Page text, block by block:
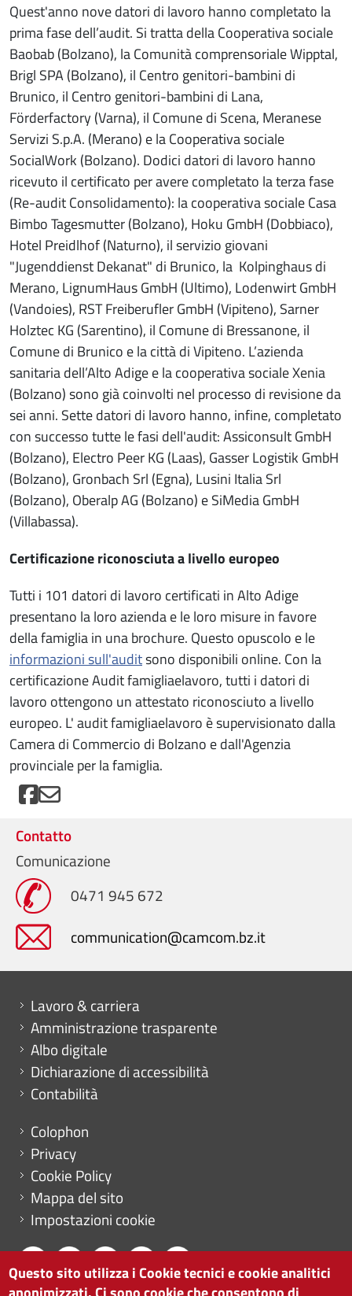
Quest'anno nove datori di lavoro hanno completato la
prima fase dell’audit. Si tratta della Cooperativa sociale
Baobab (Bolzano), la Comunità comprensoriale Wipptal,
Brigl SPA (Bolzano), il Centro genitori-bambini di
Brunico, il Centro genitori-bambini di Lana,
Förderfactory (Varna), il Comune di Scena, Meranese
Servizi S.p.A. (Merano) e la Cooperativa sociale
SocialWork (Bolzano). Dodici datori di lavoro hanno
ricevuto il certificato per avere completato la terza fase
(Re-audit Consolidamento): la cooperativa sociale Casa
Bimbo Tagesmutter (Bolzano), Hoku GmbH (Dobbiaco),
Hotel Preidlhof (Naturno), il servizio giovani
"Jugenddienst Dekanat" di Brunico, la Kolpinghaus di
Merano, LignumHaus GmbH (Ultimo), Lodenwirt GmbH
(Vandoies), RST Freiberufler GmbH (Vipiteno), Sarner
Holztec KG (Sarentino), il Comune di Bressanone, il
Comune di Brunico e la città di Vipiteno. L’azienda
sanitaria dell’Alto Adige e la cooperativa sociale Xenia
(Bolzano) sono già coinvolti nel processo di revisione da
sei anni. Sette datori di lavoro hanno, infine, completato
con successo tutte le fasi dell'audit: Assiconsult GmbH
(Bolzano), Electro Peer KG (Laas), Gasser Logistik GmbH
(Bolzano), Gronbach Srl (Egna), Lusini Italia Srl
(Bolzano), Oberalp AG (Bolzano) e SiMedia GmbH
(Villabassa).
Certificazione riconosciuta a livello europeo
Tutti i 101 datori di lavoro certificati in Alto Adige
presentano la loro azienda e le loro misure in favore
della famiglia in una brochure. Questo opuscolo e le
informazioni sull'auditsono disponibili online. Con la
certificazione Audit famigliaelavoro, tutti i datori di
lavoro ottengono un attestato riconosciuto a livello
europeo. L' audit famigliaelavoro è supervisionato dalla
Camera di Commercio di Bolzano e dall'Agenzia
provinciale per la famiglia.
Contatto
Comunicazione
0471 945 672
communication@camcom.bz.it
Mini menu di servizio
Lavoro & carriera
Amministrazione trasparente
Albo digitale
Dichiarazione di accessibilità
Contabilità
Menu footer
Colophon
Privacy
Cookie Policy
Mappa del sito
Impostazioni cookie
Questo sito utilizza i Cookie tecnici e cookie analitici